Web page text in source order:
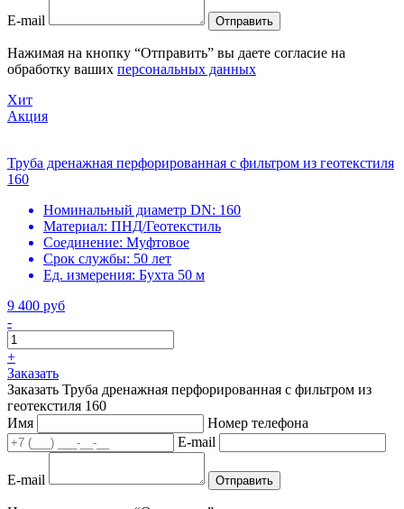
E-mail Отправить
Нажимая на кнопку “Отправить” вы даете согласие на
обработку ваших персональных данных
Хит
Акция
Труба дренажная перфорированная с фильтром из геотекстиля
160
Номинальный диаметр DN: 160
Материал: ПНД/Геотекстиль
Соединение: Муфтовое
Срок службы: 50 лет
Ед. измерения: Бухта 50 м
9 400 руб
-
+
Заказать
Заказать Труба дренажная перфорированная с фильтром из
геотекстиля 160
Имя
Номер телефона
E-mail
E-mail Отправить